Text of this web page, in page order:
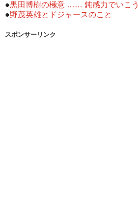
●黒田博樹の極意 …… 鈍感力でいこう
●野茂英雄とドジャースのこと
スポンサーリンク